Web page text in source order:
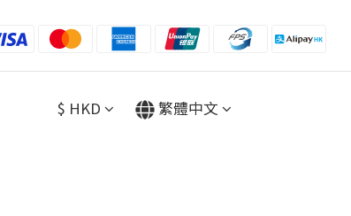
$ HKD 繁體中文